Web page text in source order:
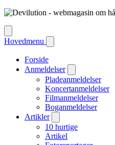
Hovedmenu
Forside
Anmeldelser
Pladeanmeldelser
Koncertanmeldelser
Filmanmeldelser
Boganmeldelser
Artikler
10 hurtige
Artikel